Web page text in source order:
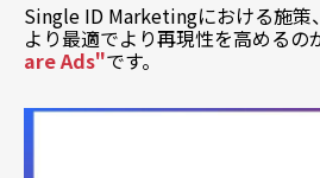
Single ID Marketingにおける施策
より最適でより再現性を高めるの
are Ads"です。